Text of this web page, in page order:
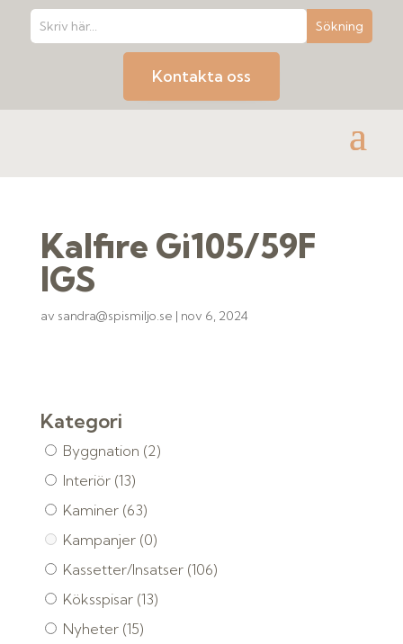
Kontakta oss
Kalfire Gi105/59F
IGS
av sandra@spismiljo.se | nov 6, 2024
Kategori
Byggnation (2)
Interiör (13)
Kaminer (63)
Kampanjer (0)
Kassetter/Insatser (106)
Köksspisar (13)
Nyheter (15)